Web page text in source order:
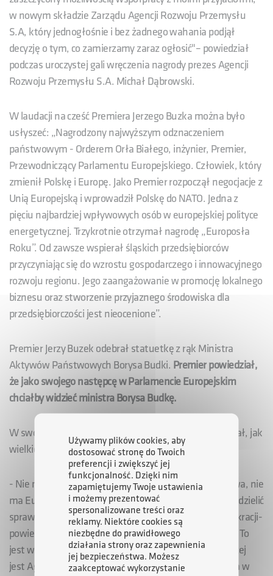
w nowym składzie Zarządu Agencji Rozwoju Przemysłu
S.A, który jednogłośnie i bez żadnego wahania podjął
decyzję o tym, co zamierzamy zaraz ogłosić"– powiedział
podczas uroczystej gali wręczenia nagrody prezes Agencji
Rozwoju Przemysłu S.A. Michał Dąbrowski.
W laudacji na cześć Premiera Jerzego Buzka można było
usłyszeć: „Nagrodzony najwyższym odznaczeniem
państwowym - Orderem Orła Białego, inżynier, Premier,
Przewodniczący Parlamentu Europejskiego. Człowiek, który
zmienił Polskę i Europę. Jako Premier rozpoczął negocjacje z
Unią Europejską i wprowadził Polskę do NATO. Jedna z
pięciu najbardziej wpływowych osób w europejskiej polityce
energetycznej. Trzykrotnie otrzymał nagrodę „Europosła
Roku”. Od zawsze wspierał śląskich przedsiębiorców
przyczyniając się do wzrostu gospodarczego i innowacyjnego
rozwoju regionu. Jego zaangażowanie w promocję lokalnego
biznesu oraz stworzenie przyjaznego środowiska dla
przedsiębiorczości jest nieocenione”.
Premier Jerzy Buzek odebrał statuetkę z rąk Ministra
Aktywów Państwowych Borysa Budki. Premier powiedział,
że jako swojego następcę w Parlamencie Europejskim
chciałby widzieć ministra Borysa Budkę.
W swoim przemówieniu Premier Jerzy Buzek podkreślał, jak
wielkie znaczenie dla naszego kraju ma demokracja.
- Nie ma przedsiębiorczości, nie ma naszego zwycięstwa, nie
ma Europy, która będzie nam pomagać, będzie z nami dzielić
sprawy bezpieczeństwa, sprawy przyszłości bez demokracji-
powiedział Premier Jerzy Buzek odbierając statuetkę - To
jest ważne, że partnerem Regionalnej Izby Gospodarczej
jest Agencja Rozwoju Przemysłu S.A. Instytucja, która w
Używamy plików cookies, aby
dostosować stronę do Twoich
preferencji i zwiększyć jej
funkcjonalność. Dzięki nim
zapamiętujemy Twoje ustawienia
i możemy prezentować
spersonalizowane treści oraz
reklamy. Niektóre cookies są
niezbędne do prawidłowego
działania strony oraz zapewnienia
jej bezpieczeństwa. Możesz
zaakceptować wykorzystanie